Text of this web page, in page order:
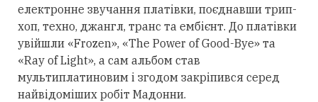
електронне звучання платівки, поєднавши трип-
хоп, техно, джангл, транс та ембієнт. До платівки
увійшли «Frozen», «The Power of Good-Bye» та
«Ray of Light», а сам альбом став
мультиплатиновим і згодом закріпився серед
найвідоміших робіт Мадонни.